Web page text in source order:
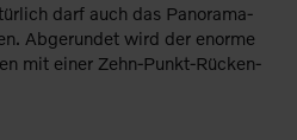
darf auch das Panorama-
Abgerundet wird der enorme
mit einer Zehn-Punkt-Rücken-